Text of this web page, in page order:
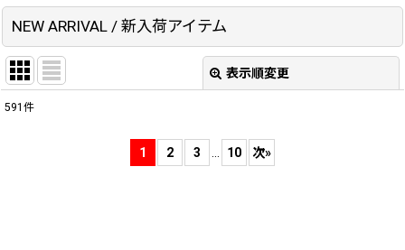
NEW ARRIVAL / 新入荷アイテム
表示順変更
591 件
1 2 3 10 次»